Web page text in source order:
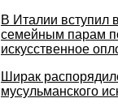
В Италии вступил
семейным парам
искусственное
Ширак
мусульманского